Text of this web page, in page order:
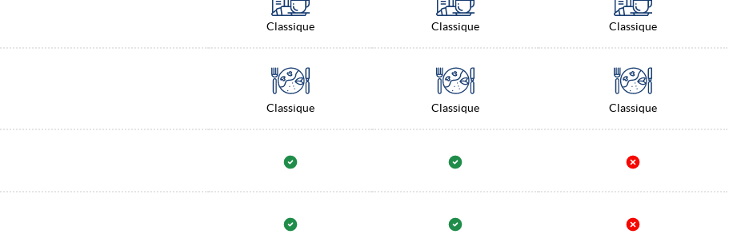
Classique Classique Classique
Classique Classique Classique